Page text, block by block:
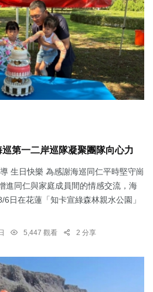
第一二岸巡隊凝聚團隊向心力
生日快樂 為感謝海巡同仁平時堅守崗
進同仁與家庭成員間的情感交流，海
日在花蓮「知卡宣綠森林親水公園」
5,447 觀看 2 分享